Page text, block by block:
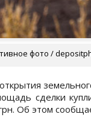
фото /
сделки
Об этом